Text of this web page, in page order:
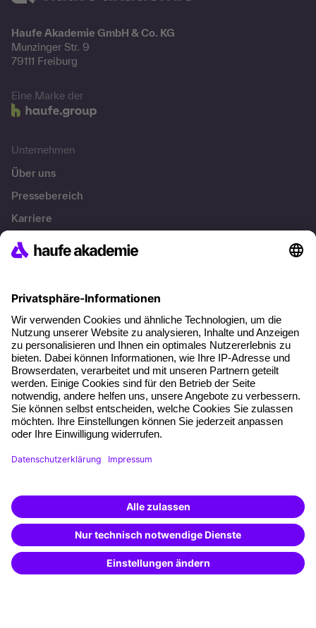
Haufe Akademie GmbH & Co. KG
Munzinger Str. 9
79111 Freiburg
Eine Marke der
Unternehmen
Über uns
Pressebereich
Karriere
Referenzen
Über unser Angebot
Planungssicherheit
Freie Seminarplätze
Qualitätsstandards
Planung und Locations
Fördermöglichkeiten
Weiterbildungs-App
Besondere Angebote
Potenzialanalyse
Transfercoaching
Weiterbildung finden -
mit KI-Power!
Beschreibe was du suchst und erhalte
passende Weiterbildungen vomKI-Berater
– schnell und treffsicher.